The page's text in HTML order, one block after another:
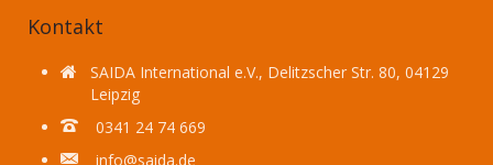
Kontakt
SAIDA International e.V., Delitzscher Str. 80, 04129
Leipzig
0341 24 74 669
info@saida.de